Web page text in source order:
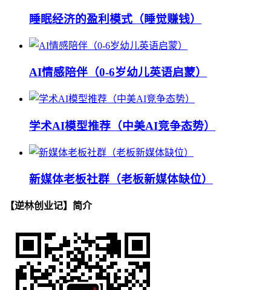
睡眠经济的盈利模式（睡觉赚钱）
AI情感陪伴（0-6岁幼儿英语启蒙）
学术AI模型推荐（中美AI竞争态势）
新媒体老板社群（老板新媒体缺位）
【逆林创业记】简介